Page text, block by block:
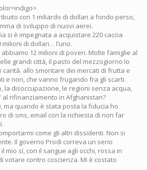
con 1 miliardo di dollari a fondo perso,
di sviluppo di nuovi aerei.
si è impegnata a acquistare 220 caccia
di dollari… l’uno.
12 milioni di poveri. Molte famiglie al
grandi città, il pasto del mezzogiorno lo
allo smontare dei mercati di frutta e
e non, che vanno frugando fra gli scarti.
la disoccupazione, le regioni senza acqua,
al rifinanziamento in Afghanistan?
ma quando è stata posta la fiducia ho
di sms, email con la richiesta di non far
come gli altri dissidenti. Non si
Il governo Prodi correva un serio
mio sì, con il sangue agli occhi, rossa in
votare contro coscienza. Mi è costato